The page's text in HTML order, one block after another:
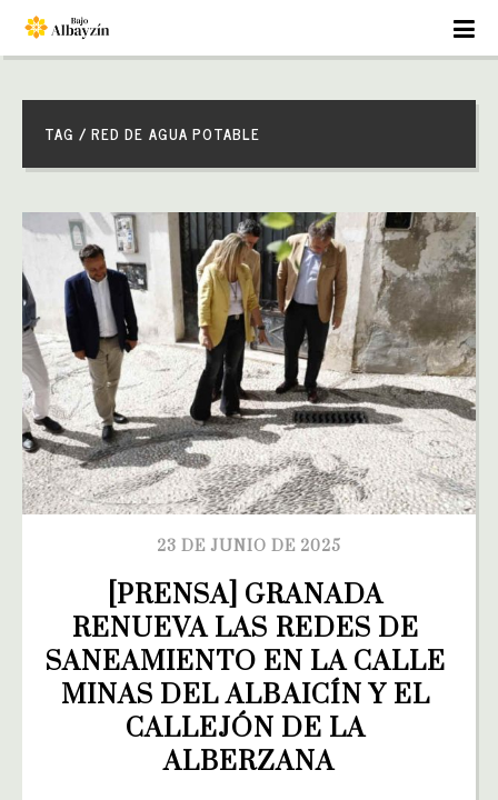
TAG / RED DE AGUA POTABLE
23 DE JUNIO DE 2025
[PRENSA] GRANADA
RENUEVA LAS REDES DE
SANEAMIENTO EN LA CALLE
MINAS DEL ALBAICÍN Y EL
CALLEJÓN DE LA
ALBERZANA